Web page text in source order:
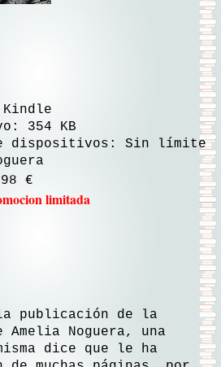
354 KB
dispositivos: Sin límite
€
limitada
la publicación de la
Noguera, una
dice que le ha